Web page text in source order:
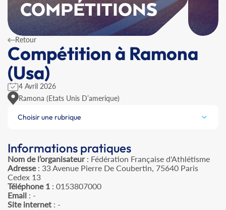
COMPÉTITIONS
Retour
Compétition à Ramona
(Usa)
4 Avril 2026
Ramona (Etats Unis D’amerique)
Choisir une rubrique
Informations pratiques
Nom de l’organisateur: Fédération Française d'Athlétisme
Adresse: 33 Avenue Pierre De Coubertin, 75640 Paris
Cedex 13
Téléphone 1 : 0153807000
Email : -
Site internet : -